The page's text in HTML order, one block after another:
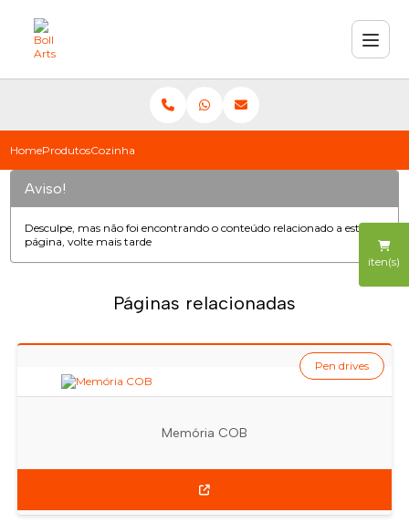
iten(s)
HomeProdutosCozinha
Aviso!
Desculpe, mas não foi encontrando o conteúdo relacionado a esta
página, volte mais tarde
Páginas relacionadas
Memória COB
Pen drives